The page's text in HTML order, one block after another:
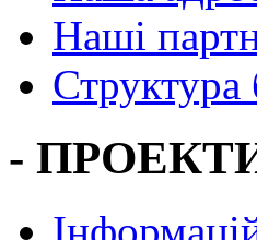
Наші
Структура
-